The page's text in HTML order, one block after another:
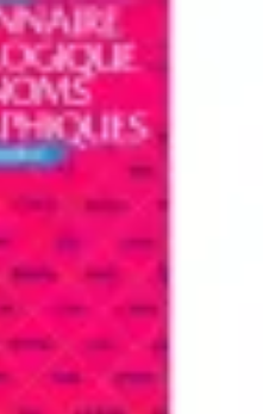
Guide d'achatÉducation et